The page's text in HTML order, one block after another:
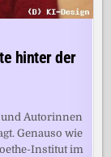
hinter der
Autorinnen
Genauso wie
Institut im